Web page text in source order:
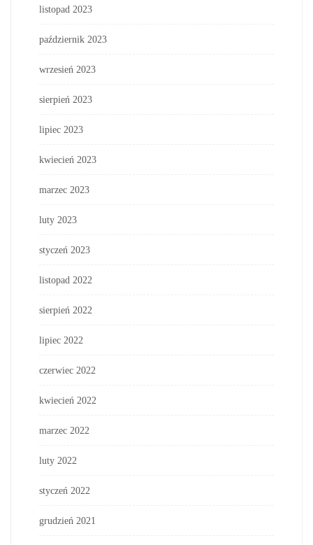
listopad 2023
październik 2023
wrzesień 2023
sierpień 2023
lipiec 2023
kwiecień 2023
marzec 2023
luty 2023
styczeń 2023
listopad 2022
sierpień 2022
lipiec 2022
czerwiec 2022
kwiecień 2022
marzec 2022
luty 2022
styczeń 2022
grudzień 2021